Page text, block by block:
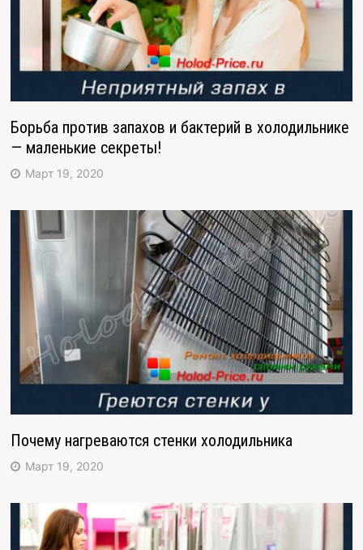
Борьба против запахов и бактерий в холодильнике
— маленькие секреты!
Март 19, 2020
Почему нагреваются стенки холодильника
Март 19, 2020